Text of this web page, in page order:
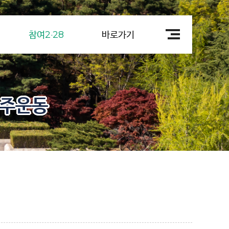
참여2·28 바로가기
운동